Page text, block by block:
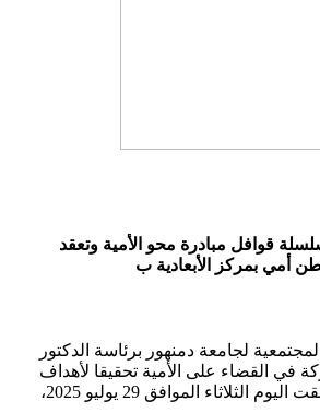
قوافل مبادرة محو الأمية وتعقد
لجامعة دمنهور برئاسة الدكتور
في القضاء على الأمية تحقيقا لأهداف
التنمية المستدامة، انطلقت اليوم الثلاثاء الموافق 29 يوليو 2025،